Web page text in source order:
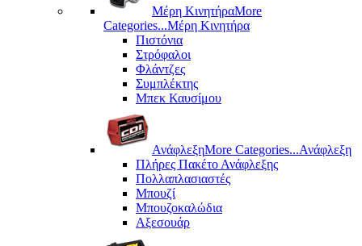
Μέρη KινητήραMore
Categories...Μέρη Kινητήρα
Πιστόνια
Στρόφαλοι
Φλάντζες
Συμπλέκτης
Μπεκ Καυσίμου
ΑνάφλεξηMore Categories...Ανάφλεξη
Πλήρες Πακέτο Ανάφλεξης
Πολλαπλασιαστές
Μπουζί
Μπουζοκαλώδια
Αξεσουάρ